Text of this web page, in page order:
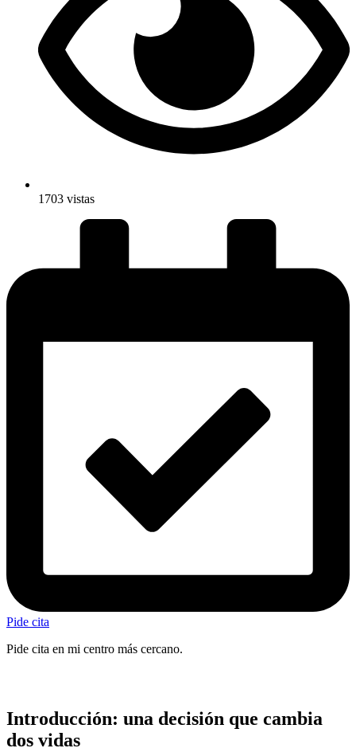
1703 vistas
Pide cita
Pide cita en mi centro más cercano.
Introducción: una decisión que cambia
dos vidas